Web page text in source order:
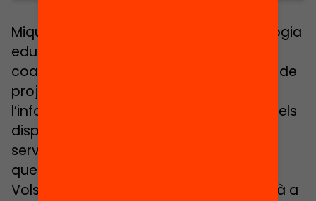
Miquel Àngel Prats, Professor de tecnologia
educativa a la FPCEE Blanquerna – URL i
coautor de l’informe, i Elena Sintes, Cap de
projectes Fundació Bofill i coautora de
l’informe, conversen sobre com fer que els
dispositius digitals i la connectivitat
serveixin per una educació de qualitat i
que no deixi ningú enrere.
Vols saber-ne més? La conversa seguirà a